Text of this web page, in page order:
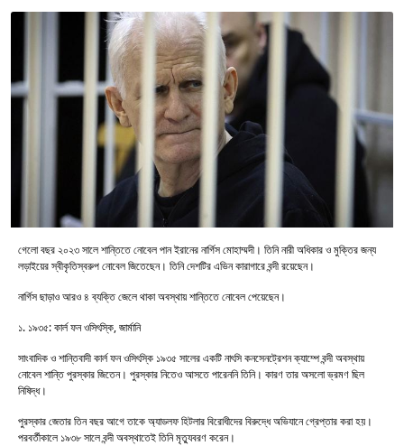
গেলো বছর ২০২৩ সালে শান্তিতে নোবেল পান ইরানের নার্গিস মোহাম্মদী। তিনি নারী অধিকার ও মুক্তির জন্য
লড়াইয়ের স্বীকৃতিস্বরুপ নোবেল জিতেছেন। তিনি দেশটির এভিন কারাগারে বন্দী রয়েছেন।
নার্গিস ছাড়াও আরও ৪ ব্যক্তি জেলে থাকা অবস্থায় শান্তিতে নোবেল পেয়েছেন।
১. ১৯৩৫: কার্ল ফন ওসিৎস্কি, জার্মানি
সাংবাদিক ও শান্তিবাদী কার্ল ফন ওসিৎস্কি ১৯৩৫ সালের একটি নাৎসি কনসেনট্রেশন ক্যাম্পে বন্দী অবস্থায়
নোবেল শান্তি পুরস্কার জিতেন। পুরস্কার নিতেও আসতে পারেননি তিনি। কারণ তার অসলো ভ্রমণ ছিল
নিষিদ্ধ।
পুরস্কার জেতার তিন বছর আগে তাকে অ্যাডলফ হিটলার বিরোধীদের বিরুদ্ধে অভিযানে গ্রেপ্তার করা হয়।
পরবর্তীকালে ১৯৩৮ সালে বন্দী অবস্থাতেই তিনি মৃত্যুবরণ করেন।